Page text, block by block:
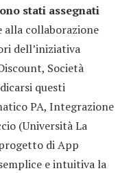
stati assegnati
alla collaborazione
dell’iniziativa
Società
questi
PA, Integrazione
(Università La
di App
e intuitiva la